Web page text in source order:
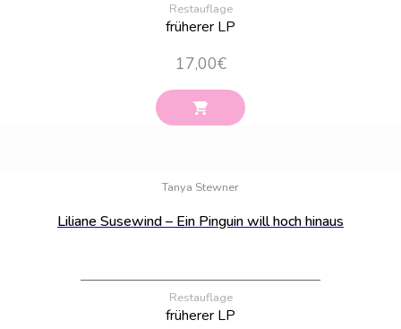
Restauflage
früherer LP
17,00€
Tanya Stewner
Liliane Susewind – Ein Pinguin will hoch hinaus
Restauflage
früherer LP